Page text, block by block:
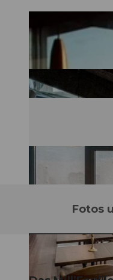
Fotos